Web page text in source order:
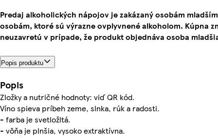
Predaj alkoholických nápojov je zakázaný osobám
osobám, ktoré sú výrazne ovplyvnené alkoholom. Kúpna
neuzavretú v prípade, že produkt objednáva osoba
Popis produktu
Popis
Zložky a nutričné hodnoty: viď QR kód.
Víno spieva príbeh zeme, slnka, rúk a radosti.
- farba je svetložltá.
- vôňa je plnšia, vysoko extraktívna.